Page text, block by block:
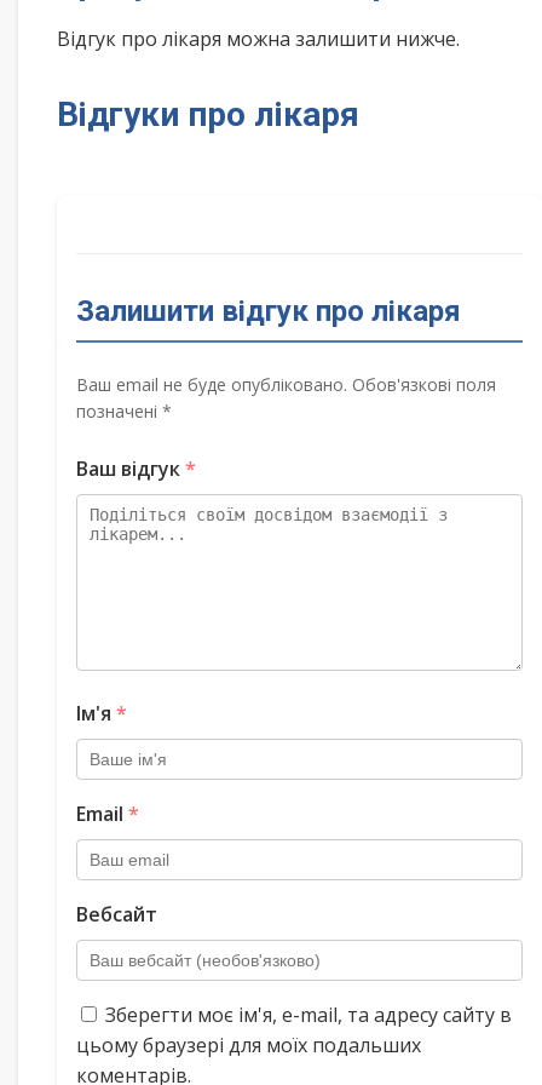
Відгук про лікаря можна залишити нижче.
Відгуки про лікаря
Залишити відгук про лікаря
Ваш email не буде опубліковано. Обов'язкові поля
позначені *
Ваш відгук*
Ім'я *
Email *
Вебсайт
Зберегти моє ім'я, e-mail, та адресу сайту в
цьому браузері для моїх подальших
коментарів.